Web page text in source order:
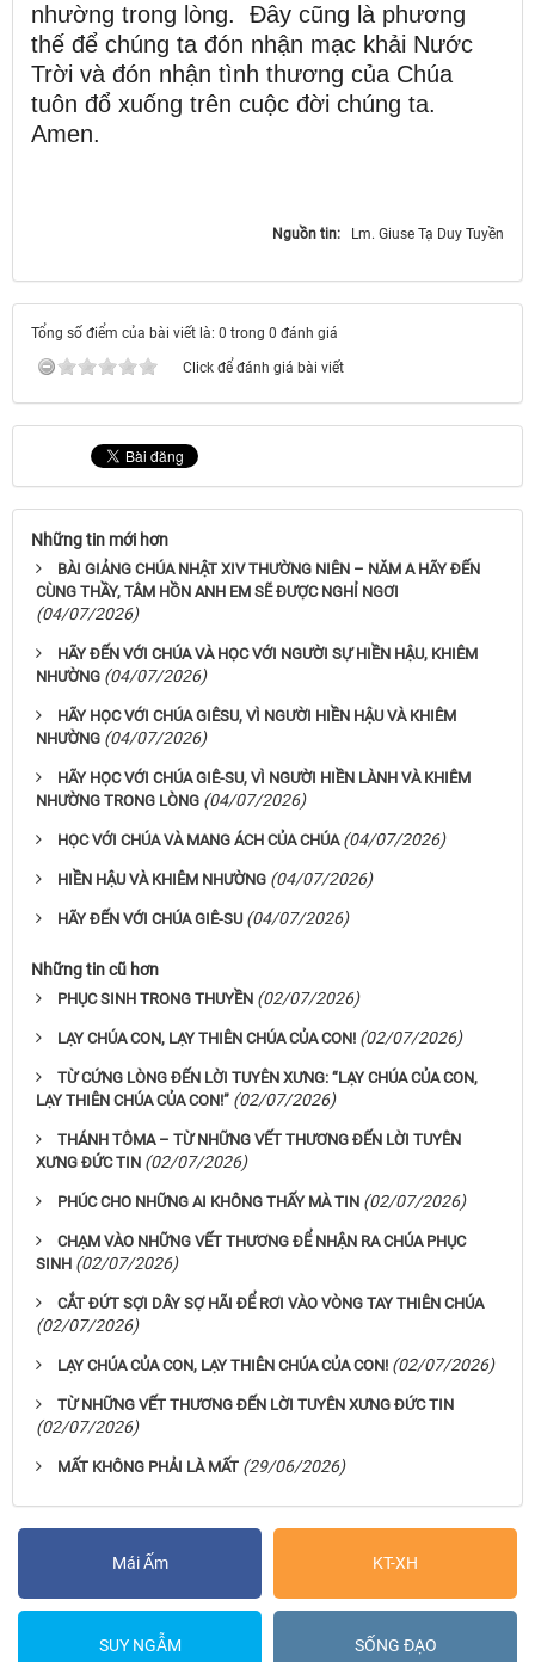
nhường trong lòng. Đây cũng là phương
thế để chúng ta đón nhận mạc khải Nước
Trời và đón nhận tình thương của Chúa
tuôn đổ xuống trên cuộc đời chúng ta.
Amen.
Nguồn tin: Lm. Giuse Tạ Duy Tuyền
Tổng số điểm của bài viết là: 0 trong 0 đánh giá
Click để đánh giá bài viết
Những tin mới hơn
BÀI GIẢNG CHÚA NHẬT XIV THƯỜNG NIÊN – NĂM A HÃY ĐẾN
CÙNG THẦY, TÂM HỒN ANH EM SẼ ĐƯỢC NGHỈ NGƠI
(04/07/2026)
HÃY ĐẾN VỚI CHÚA VÀ HỌC VỚI NGƯỜI SỰ HIỀN HẬU, KHIÊM
NHƯỜNG (04/07/2026)
HÃY HỌC VỚI CHÚA GIÊSU, VÌ NGƯỜI HIỀN HẬU VÀ KHIÊM
NHƯỜNG (04/07/2026)
HÃY HỌC VỚI CHÚA GIÊ-SU, VÌ NGƯỜI HIỀN LÀNH VÀ KHIÊM
NHƯỜNG TRONG LÒNG (04/07/2026)
HỌC VỚI CHÚA VÀ MANG ÁCH CỦA CHÚA (04/07/2026)
HIỀN HẬU VÀ KHIÊM NHƯỜNG (04/07/2026)
HÃY ĐẾN VỚI CHÚA GIÊ-SU (04/07/2026)
Những tin cũ hơn
PHỤC SINH TRONG THUYỀN (02/07/2026)
LẠY CHÚA CON, LẠY THIÊN CHÚA CỦA CON! (02/07/2026)
TỪ CỨNG LÒNG ĐẾN LỜI TUYÊN XƯNG: “LẠY CHÚA CỦA CON,
LẠY THIÊN CHÚA CỦA CON!” (02/07/2026)
THÁNH TÔMA – TỪ NHỮNG VẾT THƯƠNG ĐẾN LỜI TUYÊN
XƯNG ĐỨC TIN (02/07/2026)
PHÚC CHO NHỮNG AI KHÔNG THẤY MÀ TIN (02/07/2026)
CHẠM VÀO NHỮNG VẾT THƯƠNG ĐỂ NHẬN RA CHÚA PHỤC
SINH (02/07/2026)
CẮT ĐỨT SỢI DÂY SỢ HÃI ĐỂ RƠI VÀO VÒNG TAY THIÊN CHÚA
(02/07/2026)
LẠY CHÚA CỦA CON, LẠY THIÊN CHÚA CỦA CON! (02/07/2026)
TỪ NHỮNG VẾT THƯƠNG ĐẾN LỜI TUYÊN XƯNG ĐỨC TIN
(02/07/2026)
MẤT KHÔNG PHẢI LÀ MẤT (29/06/2026)
Mái Ấm KT-XH
SUY NGẪM SỐNG ĐẠO